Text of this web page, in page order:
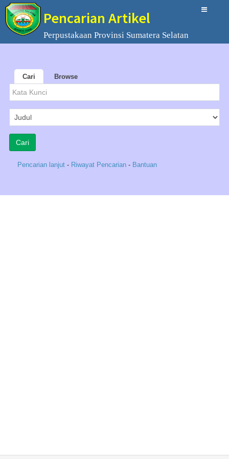
Pencarian Artikel
Perpustakaan Provinsi Sumatera Selatan
Cari Browse
Pencarian lanjut - Riwayat Pencarian - Bantuan